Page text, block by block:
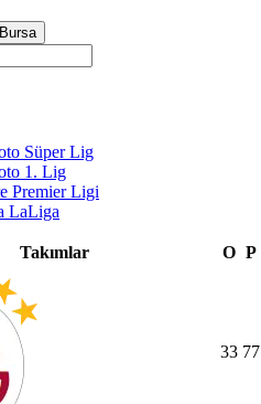
Bursa
Takımlar O P
33 77